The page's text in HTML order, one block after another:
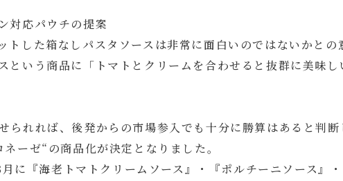
対応パウチの提案
した箱なしパスタソースは非常に面白いのではないかとの
いう商品に「トマトとクリームを合わせると抜群に美味し
られれば、後発からの市場参入でも十分に勝算はあると判
ーゼ“の商品化が決定となりました。
に『海老トマトクリームソース』・『ポルチーニソース』